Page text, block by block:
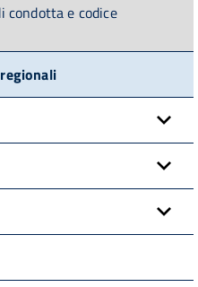
condotta e codice